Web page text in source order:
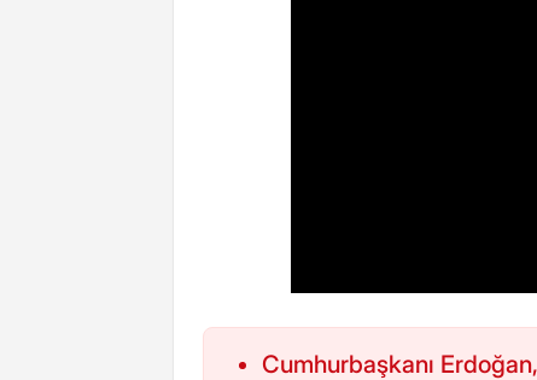
Cumhurbaşkanı